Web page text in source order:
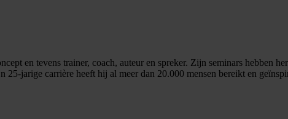
en tevens trainer, coach, auteur en spreker. Zijn seminars hebben
jarige carrière heeft hij al meer dan 20.000 mensen bereikt en